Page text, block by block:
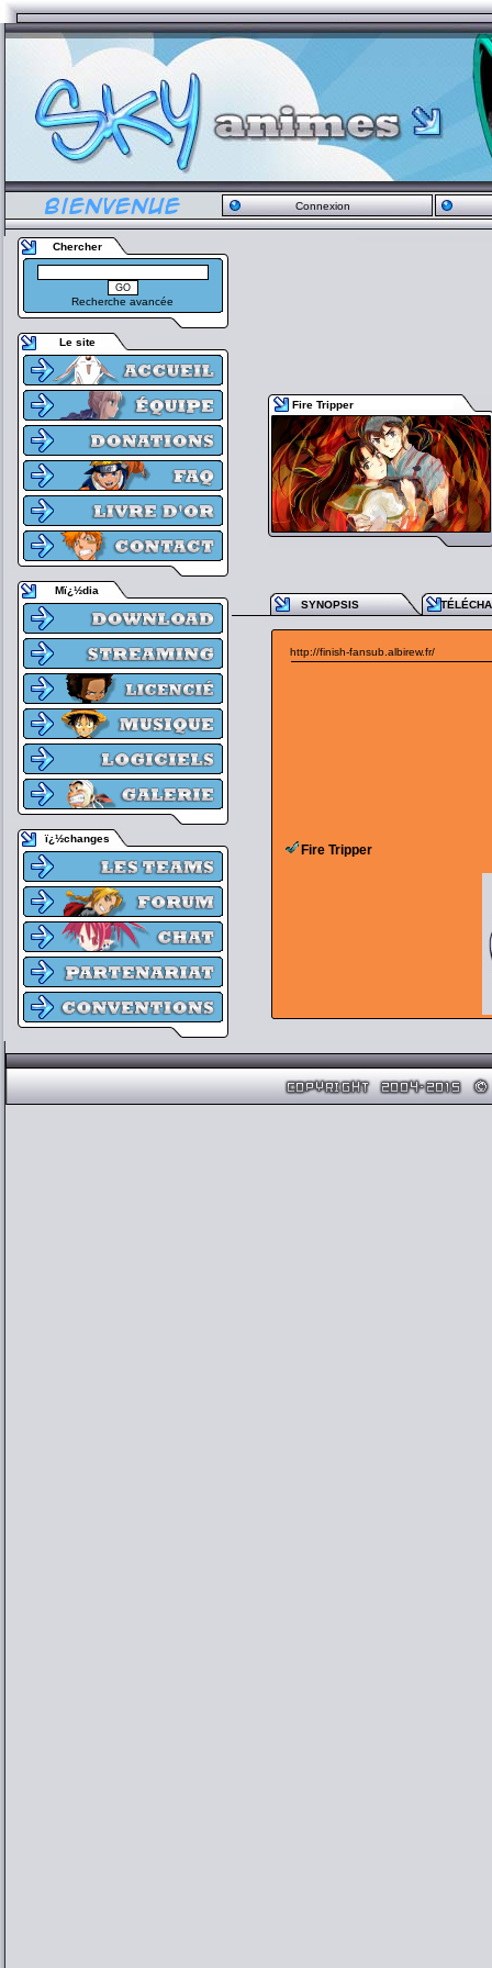
Connexion
Chercher
Recherche avancée
Le site
Mï¿½dia
ï¿½changes
Fire Tripper
SYNOPSIS
http://finish-fansub.albirew.fr/
Fire Tripper